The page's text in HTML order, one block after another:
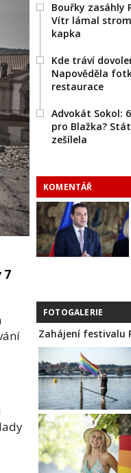
7
Bouřky zasáhly
Vítr lámal
kapka
Kde tráví
Napověděla
restaurace
Advokát Sokol:
pro Blažka?
zešílela
KOMENTÁŘ
FOTOGALERIE
Zahájení festivalu